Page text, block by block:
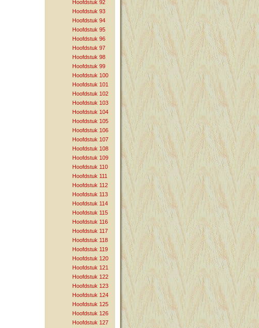
Hoofdstuk 92
Hoofdstuk 93
Hoofdstuk 94
Hoofdstuk 95
Hoofdstuk 96
Hoofdstuk 97
Hoofdstuk 98
Hoofdstuk 99
Hoofdstuk 100
Hoofdstuk 101
Hoofdstuk 102
Hoofdstuk 103
Hoofdstuk 104
Hoofdstuk 105
Hoofdstuk 106
Hoofdstuk 107
Hoofdstuk 108
Hoofdstuk 109
Hoofdstuk 110
Hoofdstuk 111
Hoofdstuk 112
Hoofdstuk 113
Hoofdstuk 114
Hoofdstuk 115
Hoofdstuk 116
Hoofdstuk 117
Hoofdstuk 118
Hoofdstuk 119
Hoofdstuk 120
Hoofdstuk 121
Hoofdstuk 122
Hoofdstuk 123
Hoofdstuk 124
Hoofdstuk 125
Hoofdstuk 126
Hoofdstuk 127